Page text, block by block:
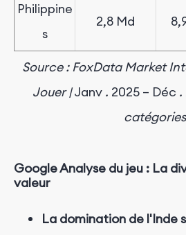
Philippine
s
2,8 Md
Source : FoxData Market
Jouer |Janv . 2025 – Déc .
catégories
GoogleAnalyse du jeu : La
valeur
La domination de l'Inde